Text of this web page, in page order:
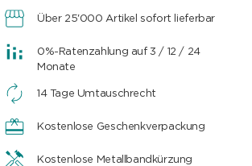
Über 25'000 Artikel sofort lieferbar
0%-Ratenzahlung auf 3 / 12 / 24
Monate
14 Tage Umtauschrecht
Kostenlose Geschenkverpackung
Kostenlose Metallbandkürzung